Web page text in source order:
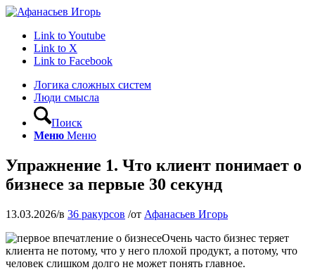
Link to Youtube
Link to X
Link to Facebook
Логика сложных систем
Люди смысла
Поиск
Меню Меню
Упражнение 1. Что клиент понимает о
бизнесе за первые 30 секунд
13.03.2026/в 36 ракурсов /от Афанасьев Игорь
Очень часто бизнес теряет
клиента не потому, что у него плохой продукт, а потому, что
человек слишком долго не может понять главное.